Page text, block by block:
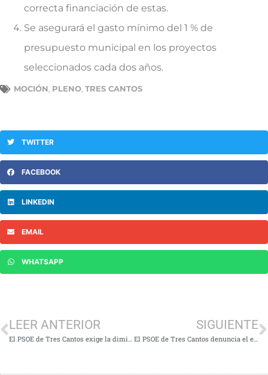
correcta financiación de estas.
Se asegurará el gasto mínimo del 1 % de
presupuesto municipal en los proyectos
seleccionados cada dos años.
MOCIÓN, PLENO, TRES CANTOS
TWITTER
FACEBOOK
LINKEDIN
EMAIL
WHATSAPP
LEER ANTERIOR
El PSOE de Tres Cantos exige la dimisión de la concejal de Movilidad por el trato de favor a las empresas de patinetes Lime y Bird
SIGUIENTE
El PSOE de Tres Cantos denuncia el envío de documentación falsa por parte de la concejal de Deportes para enmascarar sus errores